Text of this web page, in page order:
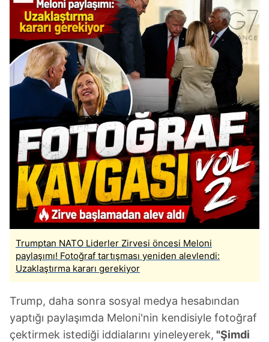
Trumptan NATO Liderler Zirvesi öncesi Meloni
paylaşımı! Fotoğraf tartışması yeniden alevlendi:
Uzaklaştırma kararı gerekiyor
Trump, daha sonra sosyal medya hesabından
yaptığı paylaşımda Meloni'nin kendisiyle fotoğraf
çektirmek istediği iddialarını yineleyerek, "Şimdi